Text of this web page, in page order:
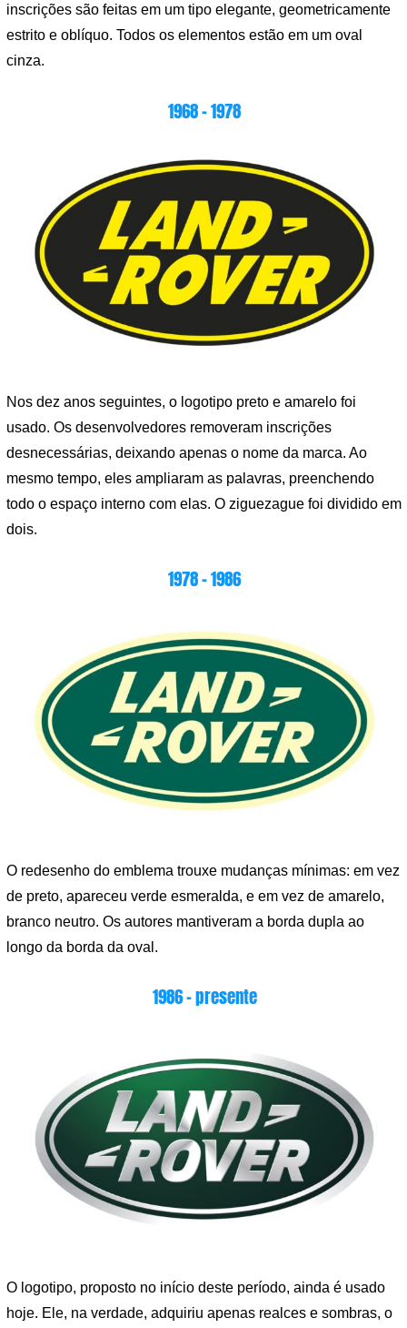
inscrições são feitas em um tipo elegante, geometricamente
estrito e oblíquo. Todos os elementos estão em um oval
cinza.
1968 – 1978
Nos dez anos seguintes, o logotipo preto e amarelo foi
usado. Os desenvolvedores removeram inscrições
desnecessárias, deixando apenas o nome da marca. Ao
mesmo tempo, eles ampliaram as palavras, preenchendo
todo o espaço interno com elas. O ziguezague foi dividido em
dois.
1978 – 1986
O redesenho do emblema trouxe mudanças mínimas: em vez
de preto, apareceu verde esmeralda, e em vez de amarelo,
branco neutro. Os autores mantiveram a borda dupla ao
longo da borda da oval.
1986 – presente
O logotipo, proposto no início deste período, ainda é usado
hoje. Ele, na verdade, adquiriu apenas realces e sombras, o